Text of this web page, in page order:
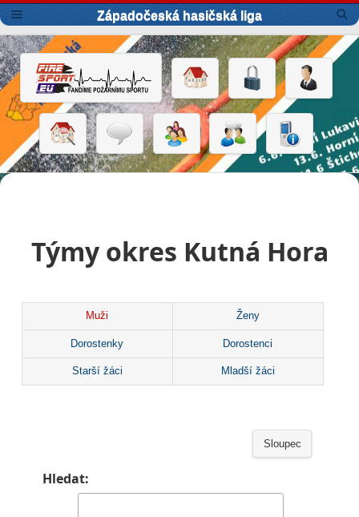
Západočeská hasičská liga
Týmy okres Kutná Hora
Muži Ženy
Dorostenky Dorostenci
Starší žáci Mladší žáci
Sloupec
Hledat: